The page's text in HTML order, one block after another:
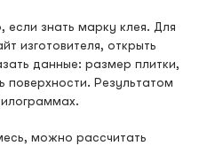
если знать марку клея. Для
изготовителя, открыть
данные: размер плитки,
Результатом
можно рассчитать